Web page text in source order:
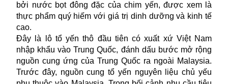
bởi nước bọt đông đặc của chim yến, được xem là
thực phẩm quý hiếm với giá trị dinh dưỡng và kinh tế
cao.
Đây là lô tổ yến thô đầu tiên có xuất xứ Việt Nam
nhập khẩu vào Trung Quốc, đánh dấu bước mở rộng
nguồn cung ứng của Trung Quốc ra ngoài Malaysia.
Trước đây, nguồn cung tổ yến nguyên liệu chủ yếu